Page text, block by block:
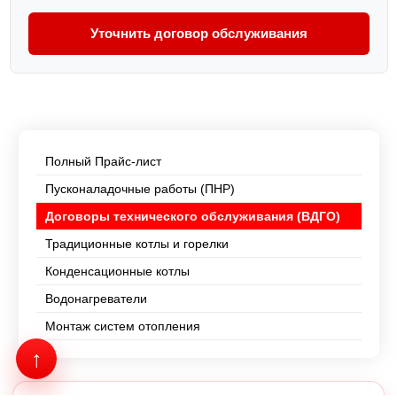
Уточнить договор обслуживания
Полный Прайс-лист
Пусконаладочные работы (ПНР)
Договоры технического обслуживания (ВДГО)
Традиционные котлы и горелки
Конденсационные котлы
Водонагреватели
Монтаж систем отопления